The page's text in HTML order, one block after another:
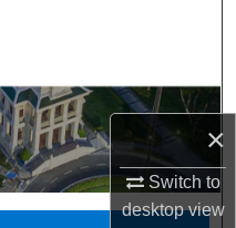
×
Switch to
desktopview